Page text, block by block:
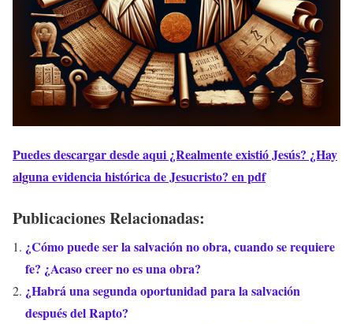
Puedes descargar desde aqui ¿Realmente existió Jesús? ¿Hay
alguna evidencia histórica de Jesucristo? en pdf
Publicaciones Relacionadas:
¿Cómo puede ser la salvación no obra, cuando se requiere
fe? ¿Acaso creer no es una obra?
¿Habrá una segunda oportunidad para la salvación
después del Rapto?